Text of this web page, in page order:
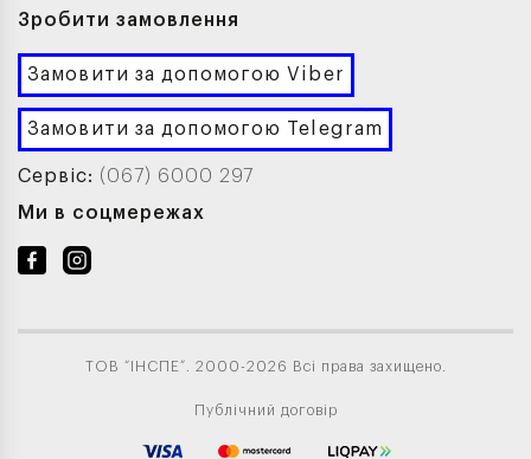
Зробити замовлення
Замовити за допомогою Viber
Замовити за допомогою Telegram
Сервіс: (067) 6000 297
Ми в соцмережах
ТОВ “ІНСПЕ”. 2000-2026 Всі права захищено.
Публічний договір